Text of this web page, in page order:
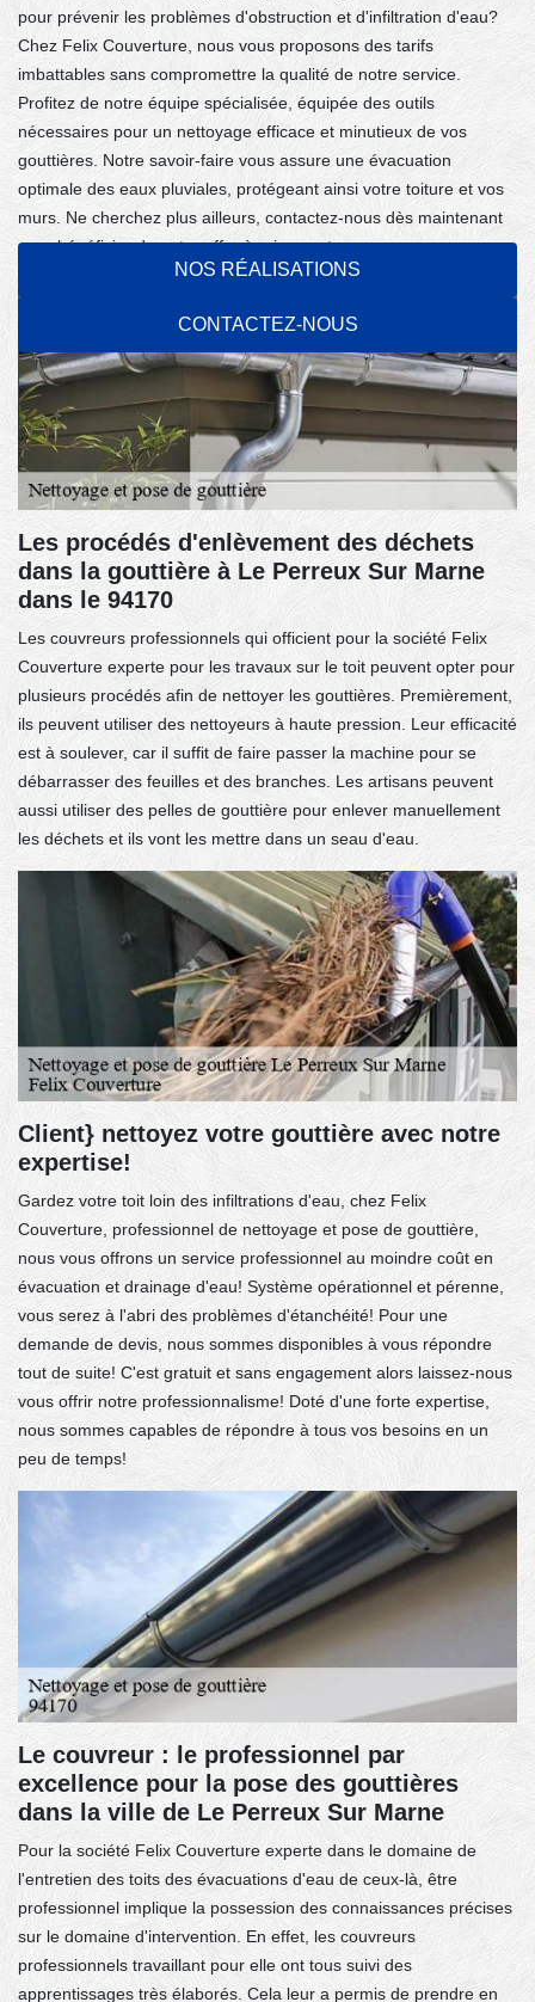
NOS RÉALISATIONS
CONTACTEZ-NOUS
pour prévenir les problèmes d'obstruction et d'infiltration d'eau?
Chez Felix Couverture, nous vous proposons des tarifs
imbattables sans compromettre la qualité de notre service.
Profitez de notre équipe spécialisée, équipée des outils
nécessaires pour un nettoyage efficace et minutieux de vos
gouttières. Notre savoir-faire vous assure une évacuation
optimale des eaux pluviales, protégeant ainsi votre toiture et vos
murs. Ne cherchez plus ailleurs, contactez-nous dès maintenant
pour bénéficier de notre offre à prix avantageux.
Les procédés d'enlèvement des déchets
dans la gouttière à Le Perreux Sur Marne
dans le 94170
Les couvreurs professionnels qui officient pour la société Felix
Couverture experte pour les travaux sur le toit peuvent opter pour
plusieurs procédés afin de nettoyer les gouttières. Premièrement,
ils peuvent utiliser des nettoyeurs à haute pression. Leur efficacité
est à soulever, car il suffit de faire passer la machine pour se
débarrasser des feuilles et des branches. Les artisans peuvent
aussi utiliser des pelles de gouttière pour enlever manuellement
les déchets et ils vont les mettre dans un seau d'eau.
Client} nettoyez votre gouttière avec notre
expertise!
Gardez votre toit loin des infiltrations d'eau, chez Felix
Couverture, professionnel de nettoyage et pose de gouttière,
nous vous offrons un service professionnel au moindre coût en
évacuation et drainage d'eau! Système opérationnel et pérenne,
vous serez à l'abri des problèmes d'étanchéité! Pour une
demande de devis, nous sommes disponibles à vous répondre
tout de suite! C'est gratuit et sans engagement alors laissez-nous
vous offrir notre professionnalisme! Doté d'une forte expertise,
nous sommes capables de répondre à tous vos besoins en un
peu de temps!
Le couvreur : le professionnel par
excellence pour la pose des gouttières
dans la ville de Le Perreux Sur Marne
Pour la société Felix Couverture experte dans le domaine de
l'entretien des toits des évacuations d'eau de ceux-là, être
professionnel implique la possession des connaissances précises
sur le domaine d'intervention. En effet, les couvreurs
professionnels travaillant pour elle ont tous suivi des
apprentissages très élaborés. Cela leur a permis de prendre en